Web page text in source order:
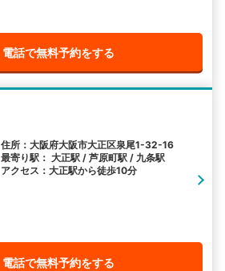
電話で無料予約をする
住所：大阪府大阪市大正区泉尾1-32-16
最寄り駅： 大正駅 / 芦原町駅 / 九条駅
アクセス：大正駅から徒歩10分
電話で無料予約をする